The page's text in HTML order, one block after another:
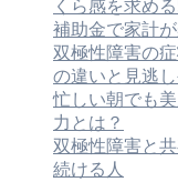
くら感を求め
補助金で家計
双極性障害の
の違いと見逃
忙しい朝でも
力とは？
双極性障害と
続ける人